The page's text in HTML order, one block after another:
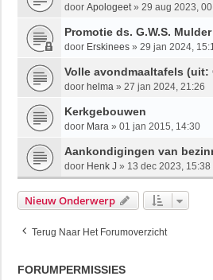
door Apologeet» 29 aug 2023,
Promotie ds. G.W.S.
door Erskinees » 29 jan 2024,
Volle avondmaaltafels (uit:
door helma » 27 jan 2024, 21:26
Kerkgebouwen
door Mara » 01 jan 2015, 14:30
Aankondigingen van
door Henk J » 13 dec 2023, 15:38
Nieuw Onderwerp
Terug Naar Het Forumoverzicht
FORUMPERMISSIES